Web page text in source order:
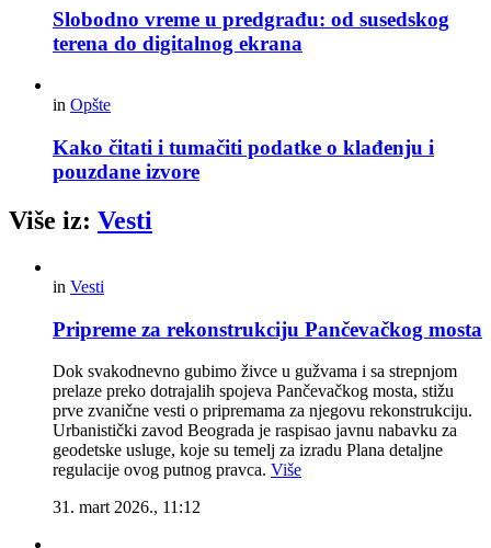
Slobodno vreme u predgrađu: od susedskog
terena do digitalnog ekrana
in Opšte
Kako čitati i tumačiti podatke o klađenju i
pouzdane izvore
Više iz: Vesti
in Vesti
Pripreme za rekonstrukciju Pančevačkog mosta
Dok svakodnevno gubimo živce u gužvama i sa strepnjom
prelaze preko dotrajalih spojeva Pančevačkog mosta, stižu
prve zvanične vesti o pripremama za njegovu rekonstrukciju.
Urbanistički zavod Beograda je raspisao javnu nabavku za
geodetske usluge, koje su temelj za izradu Plana detaljne
regulacije ovog putnog pravca. Više
31. mart 2026., 11:12